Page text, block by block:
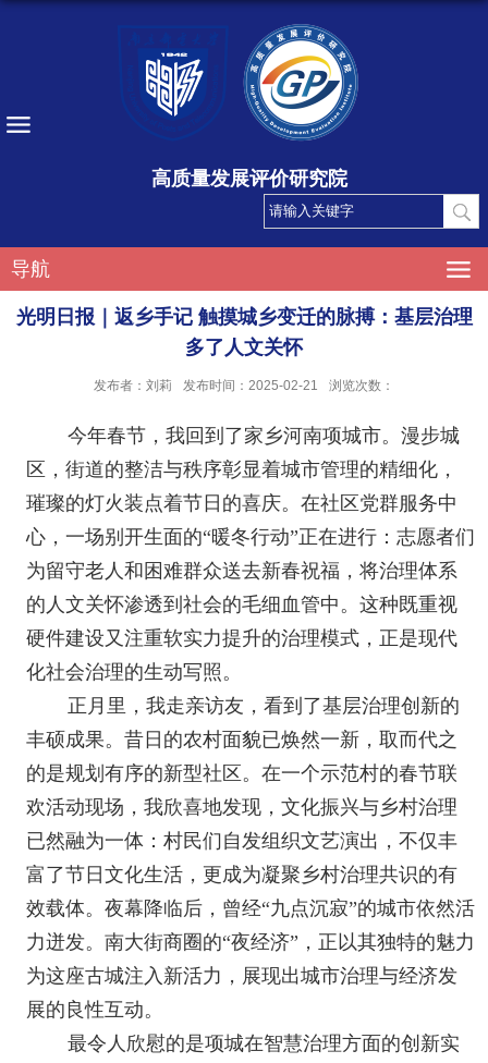
高质量发展评价研究院
导航
光明日报｜返乡手记 触摸城乡变迁的脉搏：基层治理
多了人文关怀
发布者：刘莉 发布时间：2025-02-21 浏览次数：
今年春节，我回到了家乡河南项城市。漫步城
区，街道的整洁与秩序彰显着城市管理的精细化，
璀璨的灯火装点着节日的喜庆。在社区党群服务中
心，一场别开生面的“暖冬行动”正在进行：志愿者们
为留守老人和困难群众送去新春祝福，将治理体系
的人文关怀渗透到社会的毛细血管中。这种既重视
硬件建设又注重软实力提升的治理模式，正是现代
化社会治理的生动写照。
正月里，我走亲访友，看到了基层治理创新的
丰硕成果。昔日的农村面貌已焕然一新，取而代之
的是规划有序的新型社区。在一个示范村的春节联
欢活动现场，我欣喜地发现，文化振兴与乡村治理
已然融为一体：村民们自发组织文艺演出，不仅丰
富了节日文化生活，更成为凝聚乡村治理共识的有
效载体。夜幕降临后，曾经“九点沉寂”的城市依然活
力迸发。南大街商圈的“夜经济”，正以其独特的魅力
为这座古城注入新活力，展现出城市治理与经济发
展的良性互动。
最令人欣慰的是项城在智慧治理方面的创新实